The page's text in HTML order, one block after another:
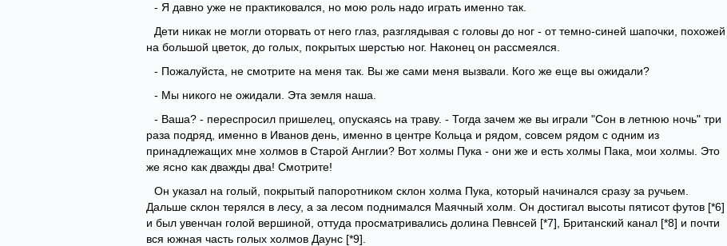
- Я давно уже не практиковался, но мою роль надо играть именно так.
Дети никак не могли оторвать от него глаз, разглядывая с головы до ног - от темно-синей шапочки, похожей
на большой цветок, до голых, покрытых шерстью ног. Наконец он рассмеялся.
- Пожалуйста, не смотрите на меня так. Вы же сами меня вызвали. Кого же еще вы ожидали?
- Мы никого не ожидали. Эта земля наша.
- Ваша? - переспросил пришелец, опускаясь на траву. - Тогда зачем же вы играли "Сон в летнюю ночь" три
раза подряд, именно в Иванов день, именно в центре Кольца и рядом, совсем рядом с одним из
принадлежащих мне холмов в Старой Англии? Вот холмы Пука - они же и есть холмы Пака, мои холмы. Это
же ясно как дважды два! Смотрите!
Он указал на голый, покрытый папоротником склон холма Пука, который начинался сразу за ручьем.
Дальше склон терялся в лесу, а за лесом поднимался Маячный холм. Он достигал высоты пятисот футов [*6]
и был увенчан голой вершиной, оттуда просматривались долина Певнсей [*7], Британский канал [*8] и почти
вся южная часть голых холмов Даунс [*9].